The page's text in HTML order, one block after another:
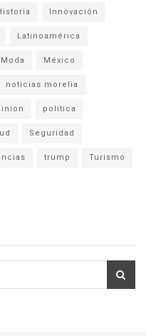
Innovación
Latinoamérica
Moda México
noticias morelia
politica
Seguridad
trump Turismo